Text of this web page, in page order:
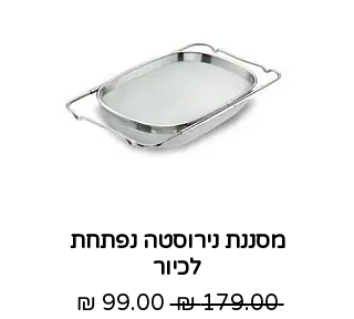
מסננת נירוסטה נפתחת
לכיור
‏179.00 ‏₪
מחיר